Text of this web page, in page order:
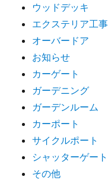
ウッドデッキ
エクステリア工事
オーバードア
お知らせ
カーゲート
ガーデニング
ガーデンルーム
カーポート
サイクルポート
シャッターゲート
その他